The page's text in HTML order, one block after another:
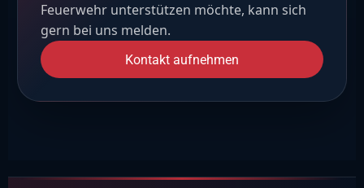
Feuerwehr unterstützen möchte, kann sich
gern bei uns melden.
Kontakt aufnehmen